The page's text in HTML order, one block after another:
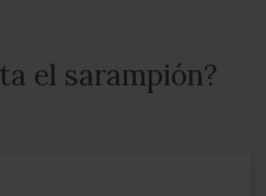
el sarampión?